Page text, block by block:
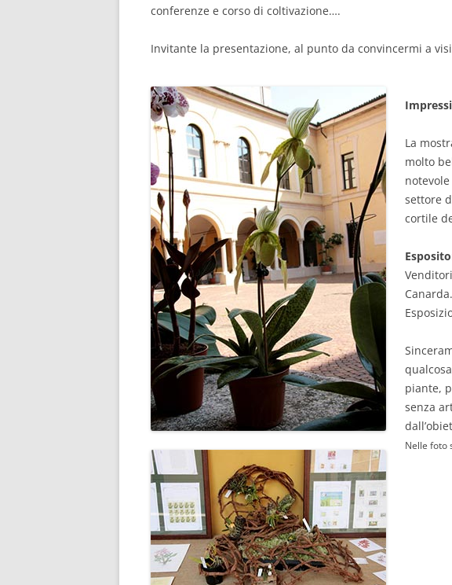
conferenze e corso di coltivazione….
Invitante la presentazione, al punto da convincermi a
La
molto
settore
cortile
Canarda.
piante,
senza
Nelle foto